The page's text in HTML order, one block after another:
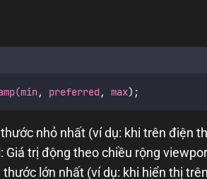
, preferred , max);
nhỏ nhất (ví dụ: khi trên điện
: Giá trị động theo chiều rộng
thước lớn nhất (ví dụ: khi hiển thị